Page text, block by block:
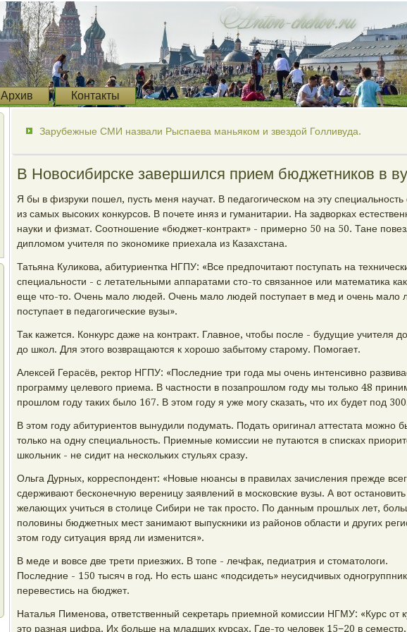
Архив Контакты
Зарубежные СМИ назвали Рыспаева маньяком и звездой Голливуда.
В Новосибирске завершился прием бюджетников в
Я бы в физруки пошел, пусть меня научат. В педагогическом на эту специальность
из самых высоких конкурсов. В почете иняз и гуманитарии. На задворках
науки и физмат. Соотношение «бюджет-контракт» - примерно 50 на 50. Тане
дипломом учителя по экономике приехала из Казахстана.
Татьяна Куликова, абитуриентка НГПУ: «Все предпочитают поступать на
специальности - с летательными аппаратами сто-то связанное или математика
еще что-то. Очень мало людей. Очень мало людей поступает в мед и очень мало
поступает в педагогические вузы».
Так кажется. Конкурс даже на контракт. Главное, чтобы после - будущие учителя
до школ. Для этого возвращаются к хорошо забытому старому. Помогает.
Алексей Герасёв, ректор НГПУ: «Последние три года мы очень интенсивно
программу целевого приема. В частности в позапрошлом году мы только 48
прошлом году таких было 167. В этом году я уже могу сказать, что их будет под
В этом году абитуриентов вынудили подумать. Подать оригинал аттестата можно
только на одну специальность. Приемные комиссии не путаются в списках
школьник - не сидит на нескольких стульях сразу.
Ольга Дурных, корреспондент: «Новые нюансы в правилах зачисления прежде
сдерживают бесконечную вереницу заявлений в московские вузы. А вот остановить
желающих учиться в столице Сибири не так просто. По данным прошлых лет,
половины бюджетных мест занимают выпускники из районов области и других
этом году ситуация вряд ли изменится».
В меде и вовсе две трети приезжих. В топе - лечфак, педиатрия и стоматологи.
Последние - 150 тысяч в год. Но есть шанс «подсидеть» неусидчивых
перевестись на бюджет.
Наталья Пименова, ответственный секретарь приемной комиссии НГМУ: «Курс от
это разная цифра. Их больше на младших курсах. Где-то человек 15−20 в